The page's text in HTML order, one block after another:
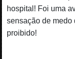
hospital! Foi uma
sensação de medo
proibido!